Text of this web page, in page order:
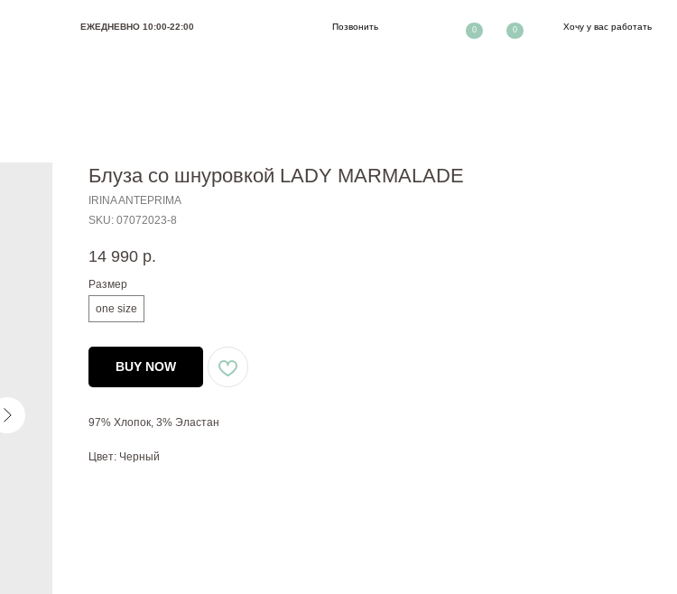
Хочу у вас работать
ЕЖЕДНЕВНО 10:00-22:00 0
Блуза со шнуровкой LADY MARMALADE
IRINA ANTEPRIMA
SKU: 07072023-8
14 990 р.
Размер
one size
BUY NOW
97% Хлопок, 3% Эластан
Цвет: Черный